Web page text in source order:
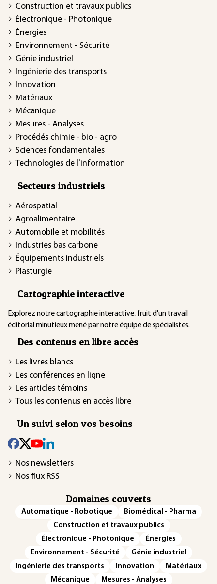
Construction et travaux publics
Électronique - Photonique
Énergies
Environnement - Sécurité
Génie industriel
Ingénierie des transports
Innovation
Matériaux
Mécanique
Mesures - Analyses
Procédés chimie - bio - agro
Sciences fondamentales
Technologies de l'information
Secteurs industriels
Aérospatial
Agroalimentaire
Automobile et mobilités
Industries bas carbone
Équipements industriels
Plasturgie
Cartographie interactive
Explorez notrecartographie interactive, fruit d'un travail
éditorial minutieux mené par notre équipe de spécialistes.
Des contenus en libre accès
Les livres blancs
Les conférences en ligne
Les articles témoins
Tous les contenus en accès libre
Un suivi selon vos besoins
Nos newsletters
Nos flux RSS
Domaines couverts
Automatique - Robotique
Biomédical - Pharma
Construction et travaux publics
Électronique - Photonique
Énergies
Environnement - Sécurité
Génie industriel
Ingénierie des transports
Innovation
Matériaux
Mécanique
Mesures - Analyses